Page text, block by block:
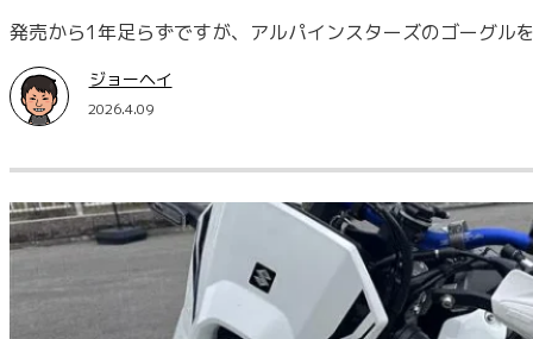
発売から1年足らずですが、アルパインスターズのゴーグ
ジョーヘイ
2026.4.09